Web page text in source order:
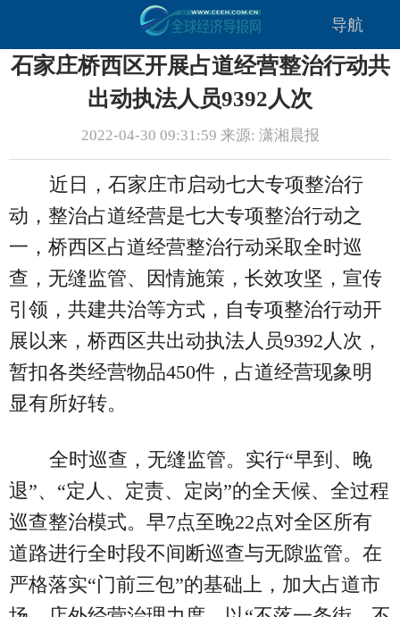
导航
石家庄桥西区开展占道经营整治行动共
出动执法人员9392人次
2022-04-30 09:31:59 来源: 潇湘晨报
近日，石家庄市启动七大专项整治行
动，整治占道经营是七大专项整治行动之
一，桥西区占道经营整治行动采取全时巡
查，无缝监管、因情施策，长效攻坚，宣传
引领，共建共治等方式，自专项整治行动开
展以来，桥西区共出动执法人员9392人次，
暂扣各类经营物品450件，占道经营现象明
显有所好转。
全时巡查，无缝监管。实行“早到、晚
退”、“定人、定责、定岗”的全天候、全过程
巡查整治模式。早7点至晚22点对全区所有
道路进行全时段不间断巡查与无隙监管。在
严格落实“门前三包”的基础上，加大占道市